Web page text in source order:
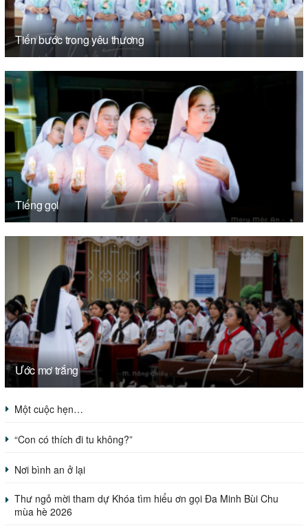
Tiến bước trong yêu thương
Tiếng gọi
Ước mơ trắng
Một cuộc hẹn…
“Con có thích đi tu không?”
Nơi bình an ở lại
Thư ngỏ mời tham dự Khóa tìm hiểu ơn gọi Đa Minh Bùi Chu
mùa hè 2026